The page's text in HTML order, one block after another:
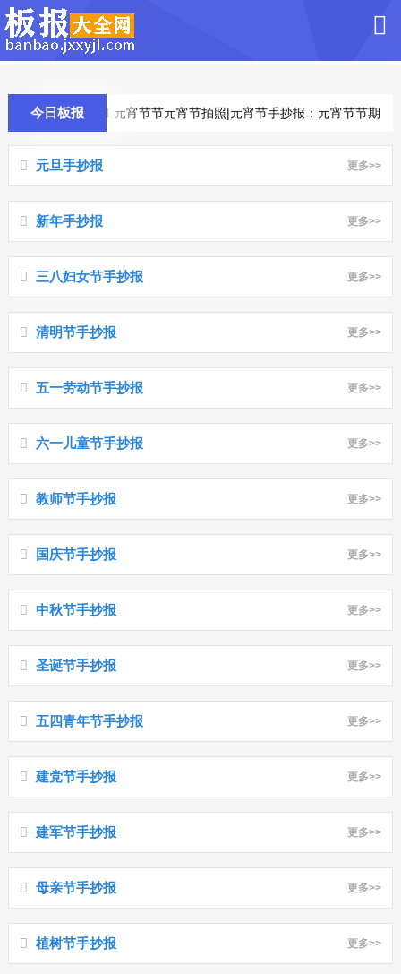
今日板报
元旦起源 元宵节节元宵节拍照|元宵节手抄报：元宵节节期与节俗
元旦手抄报 更多>>
新年手抄报 更多>>
三八妇女节手抄报 更多>>
清明节手抄报 更多>>
五一劳动节手抄报 更多>>
六一儿童节手抄报 更多>>
教师节手抄报 更多>>
国庆节手抄报 更多>>
中秋节手抄报 更多>>
圣诞节手抄报 更多>>
五四青年节手抄报 更多>>
建党节手抄报 更多>>
建军节手抄报 更多>>
母亲节手抄报 更多>>
植树节手抄报 更多>>